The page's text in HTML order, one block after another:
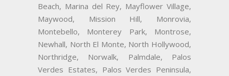
Beach, Marina del Rey, Mayflower Village,
Maywood, Mission Hill, Monrovia,
Montebello, Monterey Park, Montrose,
Newhall, North El Monte, North Hollywood,
Northridge, Norwalk, Palmdale, Palos
Verdes Estates, Palos Verdes Peninsula,